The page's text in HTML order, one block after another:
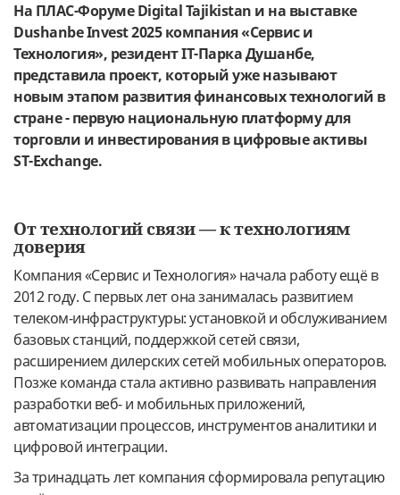
На ПЛАС-Форуме Digital Tajikistan и на выставке
Dushanbe Invest 2025 компания «Сервис и
Технология», резидент IT-Парка Душанбе,
представила проект, который уже называют
новым этапом развития финансовых технологий в
стране - первую национальную платформу для
торговли и инвестирования в цифровые активы
ST-Exchange.
От технологий связи — к технологиям
доверия
Компания «Сервис и Технология» начала работу ещё в
2012 году. С первых лет она занималась развитием
телеком-инфраструктуры: установкой и обслуживанием
базовых станций, поддержкой сетей связи,
расширением дилерских сетей мобильных операторов.
Позже команда стала активно развивать направления
разработки веб- и мобильных приложений,
автоматизации процессов, инструментов аналитики и
цифровой интеграции.
За тринадцать лет компания сформировала репутацию